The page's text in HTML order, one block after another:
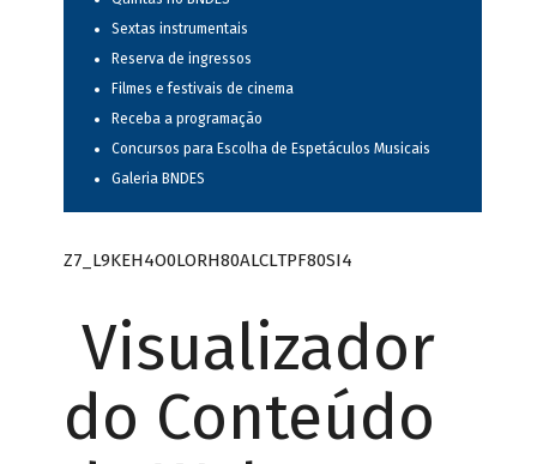
Sextas instrumentais
Reserva de ingressos
Filmes e festivais de cinema
Receba a programação
Concursos para Escolha de Espetáculos Musicais
Galeria BNDES
Z7_L9KEH4O0LORH80ALCLTPF80SI4
Visualizador
do Conteúdo